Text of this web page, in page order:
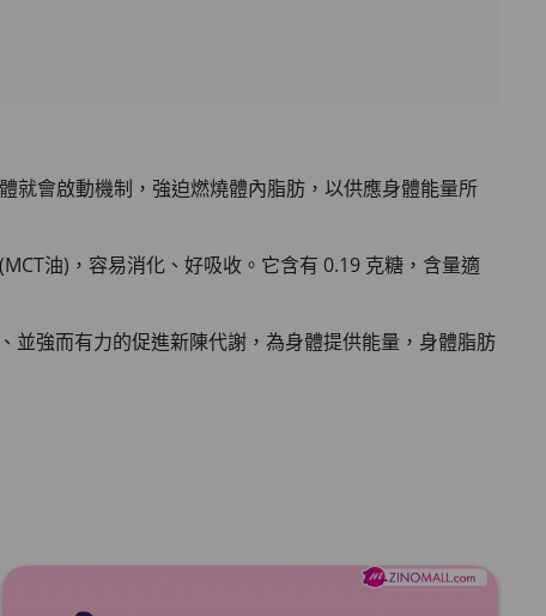
就會啟動機制，強迫燃燒體內脂肪，以供應身體能量所
油)，容易消化、好吸收。它含有 0.19 克糖，含量適
並強而有力的促進新陳代謝，為身體提供能量，身體脂肪